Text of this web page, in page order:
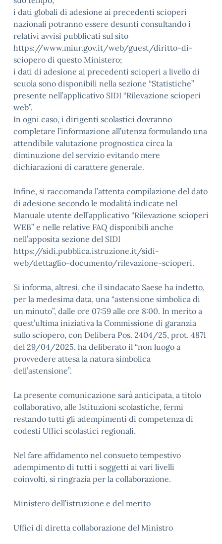
i dati globali di adesione ai precedenti scioperi
nazionali potranno essere desunti consultando i
relativi avvisi pubblicati sul sito
https://www.miur.gov.it/web/guest/diritto-di-
sciopero di questo Ministero;
i dati di adesione ai precedenti scioperi a livello di
scuola sono disponibili nella sezione “Statistiche”
presente nell’applicativo SIDI “Rilevazione scioperi
web”.
In ogni caso, i dirigenti scolastici dovranno
completare l’informazione all’utenza formulando una
attendibile valutazione prognostica circa la
diminuzione del servizio evitando mere
dichiarazioni di carattere generale.
Infine, si raccomanda l’attenta compilazione del dato
di adesione secondo le modalità indicate nel
Manuale utente dell’applicativo “Rilevazione scioperi
WEB” e nelle relative FAQ disponibili anche
nell’apposita sezione del SIDI
https://sidi.pubblica.istruzione.it/sidi-
web/dettaglio-documento/rilevazione-scioperi.
Si informa, altresì, che il sindacato Saese ha indetto,
per la medesima data, una “astensione simbolica di
un minuto”, dalle ore 07:59 alle ore 8:00. In merito a
quest’ultima iniziativa la Commissione di garanzia
sullo sciopero, con Delibera Pos. 2404/25, prot. 4871
del 29/04/2025, ha deliberato il “non luogo a
provvedere attesa la natura simbolica
dell’astensione”.
La presente comunicazione sarà anticipata, a titolo
collaborativo, alle Istituzioni scolastiche, fermi
restando tutti gli adempimenti di competenza di
codesti Uffici scolastici regionali.
Nel fare affidamento nel consueto tempestivo
adempimento di tutti i soggetti ai vari livelli
coinvolti, si ringrazia per la collaborazione.
Ministero dell’istruzione e del merito
Uffici di diretta collaborazione del Ministro